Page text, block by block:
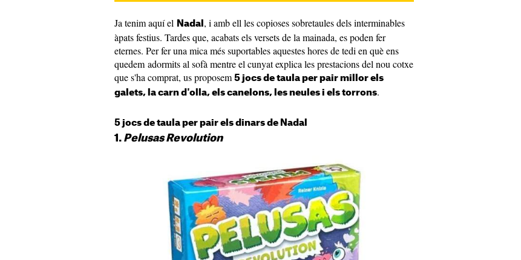
Ja tenim aquí el Nadal , i amb ell les copioses sobretaules dels interminables
àpats festius. Tardes que, acabats els versets de la mainada, es poden fer
eternes. Per fer una mica més suportables aquestes hores de tedi en què ens
quedem adormits al sofà mentre el cunyat explica les prestacions del nou cotxe
que s'ha comprat, us proposem 5 jocs de taula per pair millor els
galets, la carn d'olla, els canelons, les neules i els torrons.
5 jocs de taula per pair els dinars de Nadal
1. Pelusas Revolution